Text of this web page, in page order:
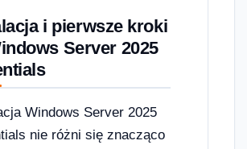
i pierwsze kroki
Server 2025
Windows Server 2025
nie różni się znacząco